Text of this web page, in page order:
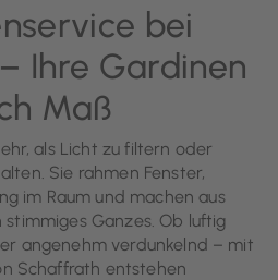
bei
Ihre Gardinen
Maß
als Licht zu filtern oder
Sie rahmen Fenster,
im Raum und machen aus
Ganzes. Ob luftig
angenehm verdunkelnd – mit
Schaffrath entstehen